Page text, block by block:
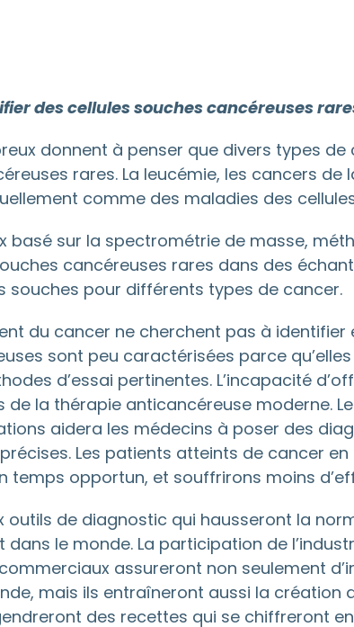
des cellules souches cancéreuses
donnent à penser que divers types
rares. La leucémie, les cancers
comme des maladies des
basé sur la spectrométrie de masse,
cancéreuses rares dans des
souches pour différents types de cancer.
du cancer ne cherchent pas à
sont peu caractérisées parce
d’essai pertinentes. L’incapacité
de la thérapie anticancéreuse moderne.
aidera les médecins à poser des
Les patients atteints de cancer
temps opportun, et souffrirons moins
de diagnostic qui hausseront la
le monde. La participation de
assureront non seulement
mais ils entraîneront aussi la création
des recettes qui se chiffreront